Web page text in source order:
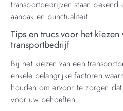
transportbedrijven staan bekend
aanpak en punctualiteit.
Tips en trucs voor het kiezen
transportbedrijf
Bij het kiezen van een
enkele belangrijke factoren
houden om ervoor te zorgen
voor uw behoeften.